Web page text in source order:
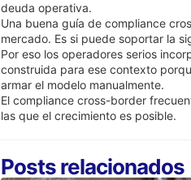
deuda operativa.
Una buena guía de compliance
mercado. Es si puede soportar la
Por eso los operadores serios
construida para ese contexto
armar el modelo manualmente.
El compliance cross-border
las que el crecimiento es posible.
Posts relacionados